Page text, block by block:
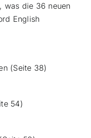
was die 36 neuen
English
(Seite 38)
54)